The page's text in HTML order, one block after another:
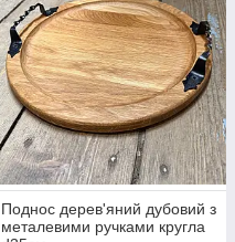
Поднос дерев'яний дубовий з
металевими ручками кругла